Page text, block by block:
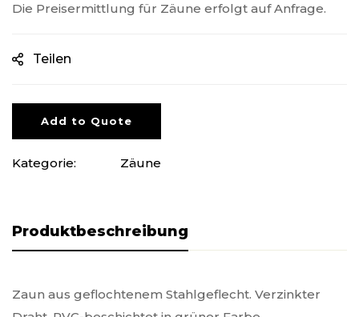
Die Preisermittlung für Zäune erfolgt auf Anfrage.
Teilen
Add to Quote
Kategorie: Zäune
Produktbeschreibung
Zaun aus geflochtenem Stahlgeflecht. Verzinkter